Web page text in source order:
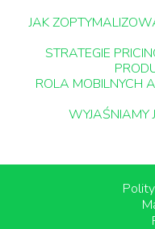
JAK
STRATEGIE
ROLA MOBILNYCH
WYJAŚNIAMY